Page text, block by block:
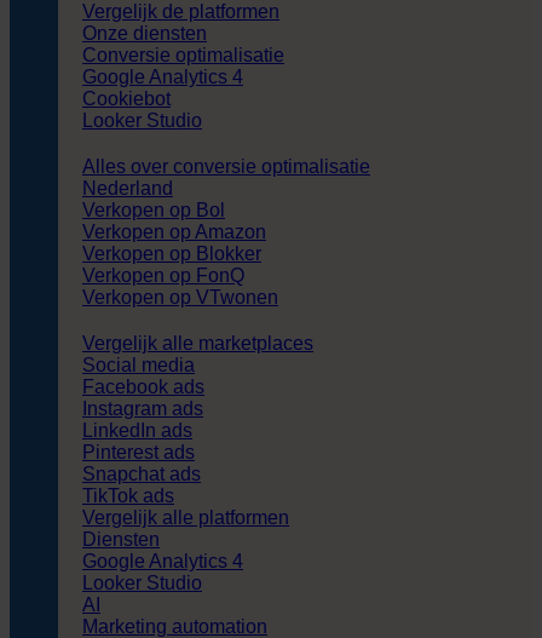
Vergelijk de platformen
Onze diensten
Conversie optimalisatie
Google Analytics 4
Cookiebot
Looker Studio
Alles over conversie optimalisatie
Nederland
Verkopen op Bol
Verkopen op Amazon
Verkopen op Blokker
Verkopen op FonQ
Verkopen op VTwonen
Vergelijk alle marketplaces
Social media
Facebook ads
Instagram ads
LinkedIn ads
Pinterest ads
Snapchat ads
TikTok ads
Vergelijk alle platformen
Diensten
Google Analytics 4
Looker Studio
AI
Marketing automation